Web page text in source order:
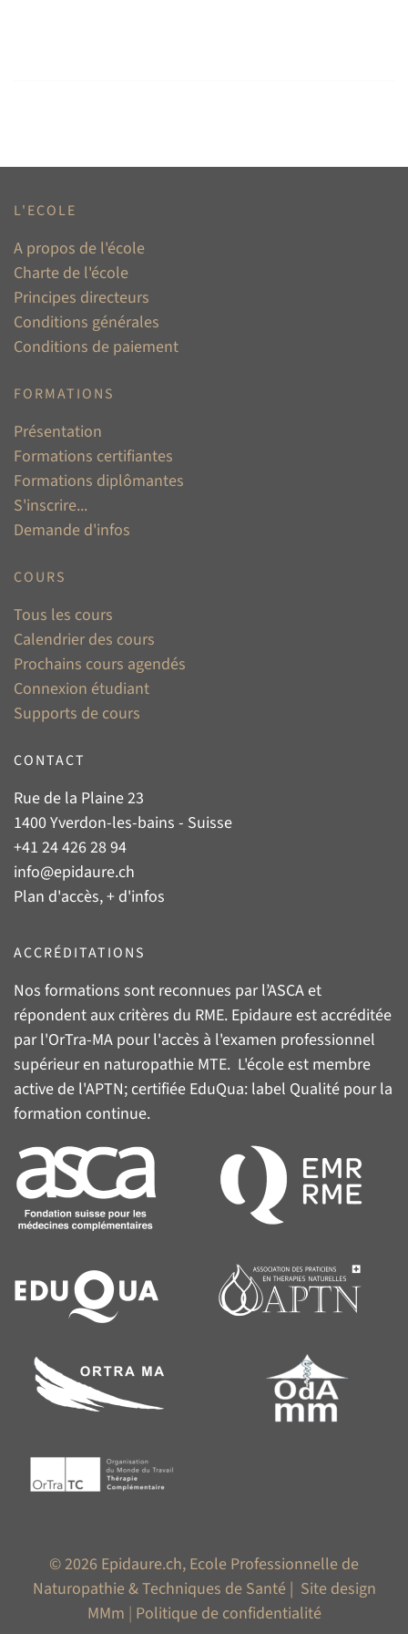
L'ECOLE
A propos de l'école
Charte de l'école
Principes directeurs
Conditions générales
Conditions de paiement
FORMATIONS
Présentation
Formations certifiantes
Formations diplômantes
S'inscrire...
Demande d'infos
COURS
Tous les cours
Calendrier des cours
Prochains cours agendés
Connexion étudiant
Supports de cours
CONTACT
Rue de la Plaine 23
1400 Yverdon-les-bains - Suisse
+41 24 426 28 94
info@epidaure.ch
Plan d'accès, + d'infos
ACCRÉDITATIONS
Nos formations sont reconnues par l’ASCAet
répondent aux critères du RME. Epidaure est accréditée
par l'OrTra-MA pour l'accès à l'examen professionnel
supérieur en naturopathie MTE. L'école est membre
active de l'APTN; certifiée EduQua: label Qualité pour la
formation continue.
© 2026 Epidaure.ch, Ecole Professionnelle de
Naturopathie & Techniques de Santé | Site design
MMm | Politique de confidentialité